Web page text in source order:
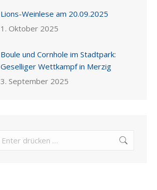
Lions-Weinlese am 20.09.2025
1. Oktober 2025
Boule und Cornhole im Stadtpark:
Geselliger Wettkampf in Merzig
3. September 2025